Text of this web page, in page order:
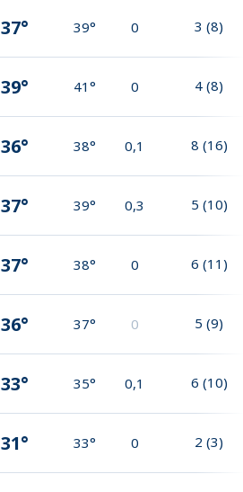
37° 39° 0 3 (8)
39° 41° 0 4 (8)
36° 38° 0,1 8 (16)
37° 39° 0,3 5 (10)
37° 38° 0 6 (11)
36° 37° 0 5 (9)
33° 35° 0,1 6 (10)
31° 33° 0 2 (3)